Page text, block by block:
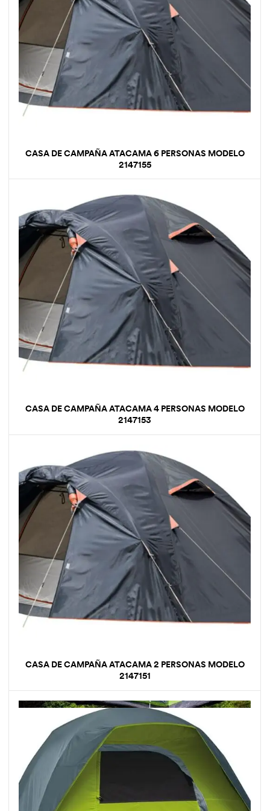
CASA DE CAMPAÑA ATACAMA 6 PERSONAS MODELO
2147155
CASA DE CAMPAÑA ATACAMA 4 PERSONAS MODELO
2147153
CASA DE CAMPAÑA ATACAMA 2 PERSONAS MODELO
2147151